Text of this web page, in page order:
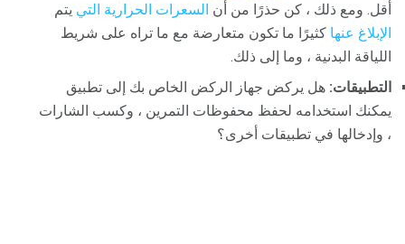
أقل. ومع ذلك ، كن حذرًا من أن السعرات الحرارية التي يتم
الإبلاغ عنها كثيرًا ما تكون متعارضة مع ما تراه على شريط
اللياقة البدنية ، وما إلى ذلك.
التطبيقات: هل يركض جهاز الركض الخاص بك إلى تطبيق
يمكنك استخدامه لحفظ محفوظات التمرين ، وكسب الشارات
، وإدخالها في تطبيقات أخرى؟